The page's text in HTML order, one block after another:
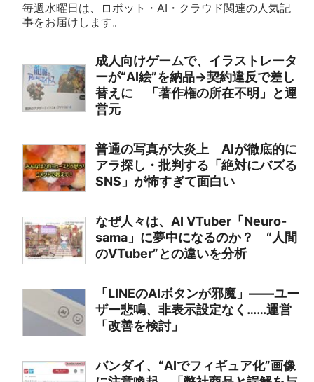
毎週水曜日は、ロボット・AI・クラウド関連の人気記
事をお届けします。
成人向けゲームで、イラストレータ
ーが“AI絵”を納品→契約違反で差し
替えに 「著作権の所在不明」と運
営元
普通の写真が大炎上 AIが徹底的に
アラ探し・批判する「絶対にバズる
SNS」が怖すぎて面白い
なぜ人々は、AI VTuber「Neuro-
sama」に夢中になるのか？ “人間
のVTuber”との違いを分析
「LINEのAIボタンが邪魔」――ユー
ザー悲鳴、非表示設定なく……運営
「改善を検討」
バンダイ、“AIでフィギュア化”画像